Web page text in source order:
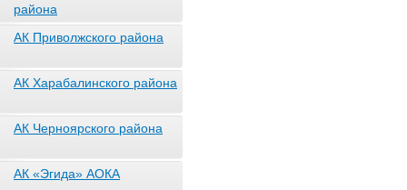
района
АК Приволжского района
АК Харабалинского района
АК Черноярского района
АК «Эгида» АОКА